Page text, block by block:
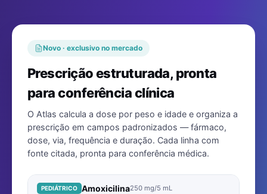
Novo · exclusivo no mercado
Prescrição estruturada, pronta
para conferência clínica
O Atlas calcula a dose por peso e idade e organiza a
prescrição em campos padronizados — fármaco,
dose, via, frequência e duração. Cada linha com
fonte citada, pronta para conferência médica.
PEDIÁTRICO Amoxicilina250 mg/5 mL